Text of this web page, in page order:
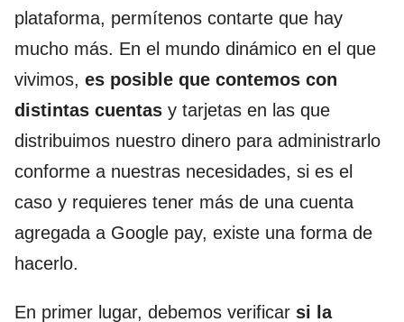
plataforma, permítenos contarte que hay
mucho más. En el mundo dinámico en el que
vivimos, es posible que contemos con
distintas cuentas y tarjetas en las que
distribuimos nuestro dinero para administrarlo
conforme a nuestras necesidades, si es el
caso y requieres tener más de una cuenta
agregada a Google pay, existe una forma de
hacerlo.
En primer lugar, debemos verificar si la